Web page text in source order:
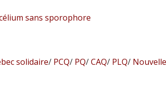
sans sporophore
solidaire/PCQ/PQ/CAQ/PLQ/